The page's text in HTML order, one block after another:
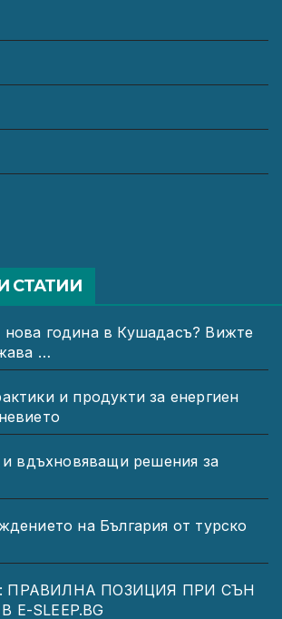
СТАТИИ
година в Кушадасъ? Вижте
…
и продукти за енергиен
и вдъхновяващи решения за
на България от турско
ПРАВИЛНА ПОЗИЦИЯ ПРИ СЪН
SLEEP.BG